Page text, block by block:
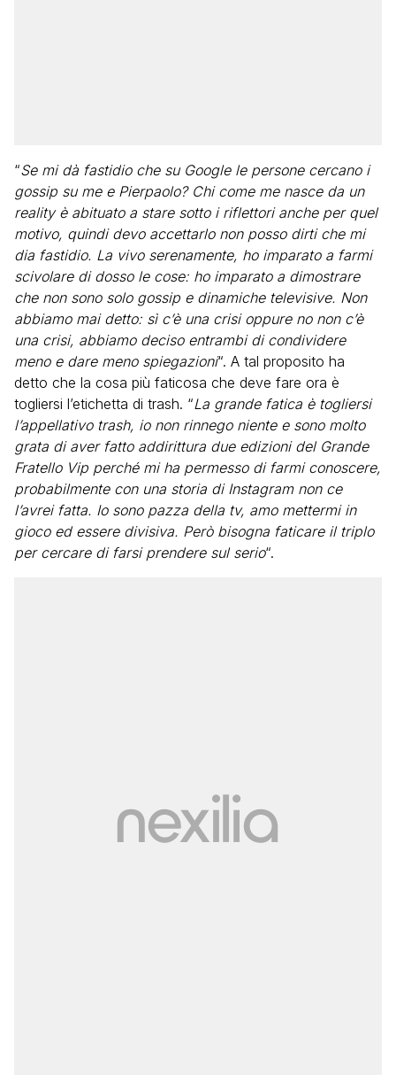
“Se mi dà fastidio che su Google le persone cercano i
gossip su me e Pierpaolo? Chi come me nasce da un
reality è abituato a stare sotto i riflettori anche per quel
motivo, quindi devo accettarlo non posso dirti che mi
dia fastidio. La vivo serenamente, ho imparato a farmi
scivolare di dosso le cose: ho imparato a dimostrare
che non sono solo gossip e dinamiche televisive. Non
abbiamo mai detto: sì c’è una crisi oppure no non c’è
una crisi, abbiamo deciso entrambi di condividere
meno e dare meno spiegazioni“. A tal proposito ha
detto che la cosa più faticosa che deve fare ora è
togliersi l’etichetta di trash. “La grande fatica è togliersi
l’appellativo trash, io non rinnego niente e sono molto
grata di aver fatto addirittura due edizioni del Grande
Fratello Vip perché mi ha permesso di farmi conoscere,
probabilmente con una storia di Instagram non ce
l’avrei fatta. Io sono pazza della tv, amo mettermi in
gioco ed essere divisiva. Però bisogna faticare il triplo
per cercare di farsi prendere sul serio“.